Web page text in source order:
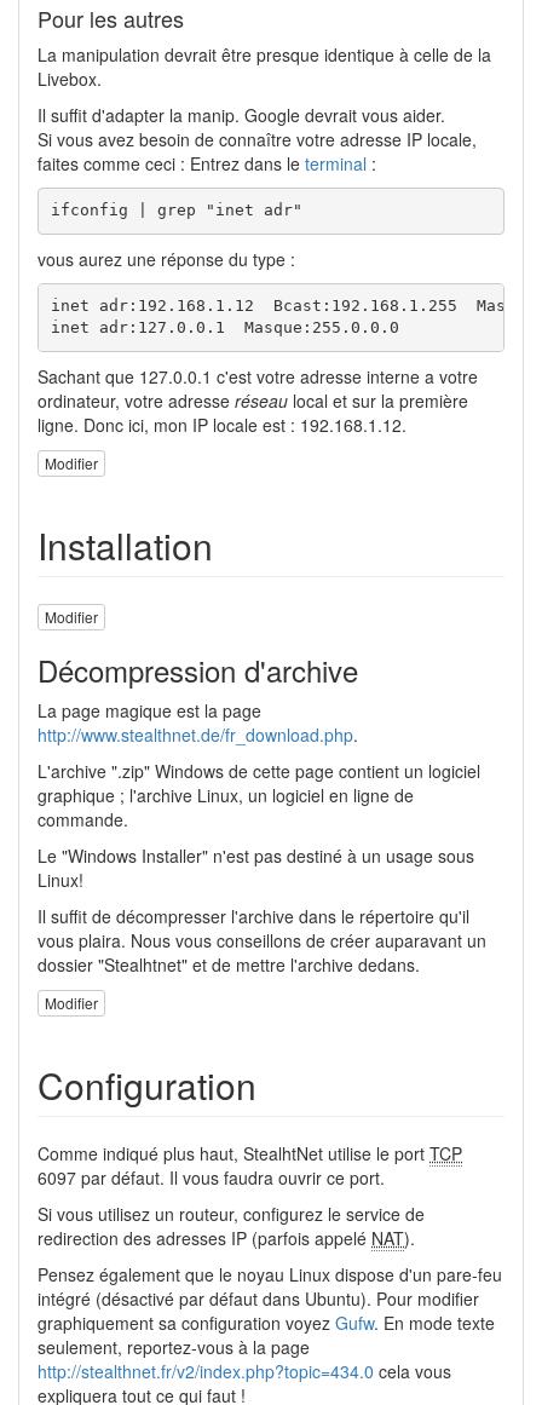
Pour les autres
La manipulation devrait être presque identique à celle de la
Livebox.
Il suffit d'adapter la manip. Google devrait vous aider.
Si vous avez besoin de connaître votre adresse IP locale,
faites comme ceci : Entrez dans le terminal :
ifconfig | grep "inet adr"
vous aurez une réponse du type :
inet adr:192.168.1.12  Bcast:192.168.1.255
inet adr:127.0.0.1  Masque:255.0.0.0
Sachant que 127.0.0.1 c'est votre adresse interne a votre
ordinateur, votre adresse réseau local et sur la première
ligne. Donc ici, mon IP locale est : 192.168.1.12.
Modifier
Installation
Modifier
Décompression d'archive
La page magique est la page
http://www.stealthnet.de/fr_download.php.
L'archive ".zip" Windows de cette page contient un logiciel
graphique ; l'archive Linux, un logiciel en ligne de
commande.
Le "Windows Installer" n'est pas destiné à un usage sous
Linux!
Il suffit de décompresser l'archive dans le répertoire qu'il
vous plaira. Nous vous conseillons de créer auparavant un
dossier "Stealhtnet" et de mettre l'archive dedans.
Modifier
Configuration
Comme indiqué plus haut, StealhtNet utilise le port TCP
6097 par défaut. Il vous faudra ouvrir ce port.
Si vous utilisez un routeur, configurez le service de
redirection des adresses IP (parfois appelé NAT).
Pensez également que le noyau Linux dispose d'un pare-feu
intégré (désactivé par défaut dans Ubuntu). Pour modifier
graphiquement sa configuration voyez Gufw. En mode texte
seulement, reportez-vous à la page
http://stealthnet.fr/v2/index.php?topic=434.0 cela vous
expliquera tout ce qui faut !